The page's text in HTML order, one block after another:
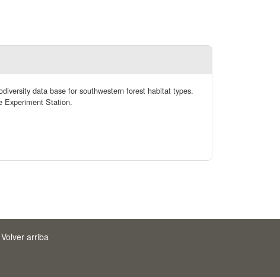
data base for southwestern forest habitat types.
Experiment Station.
Volver arriba